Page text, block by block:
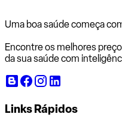
Uma boa saúde começa
Encontre os melhores
da sua saúde com
Links Rápidos